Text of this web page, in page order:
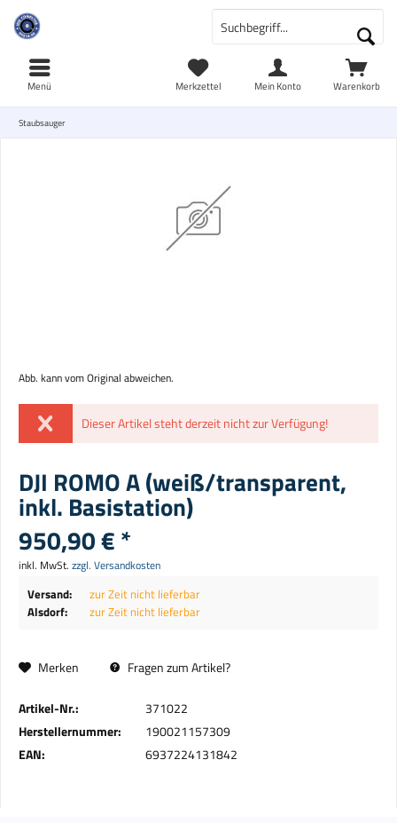
Warenkorb
Merkzettel Mein Konto
Menü
Staubsauger
Abb. kann vom Original abweichen.
Dieser Artikel steht derzeit nicht zur Verfügung!
DJI ROMO A (weiß/transparent,
inkl. Basistation)
950,90 € *
inkl. MwSt. zzgl. Versandkosten
Versand:
zur Zeit nicht lieferbar
Alsdorf:
zur Zeit nicht lieferbar
Merken Fragen zum Artikel?
Artikel-Nr.:
371022
Herstellernummer:
190021157309
EAN:
6937224131842